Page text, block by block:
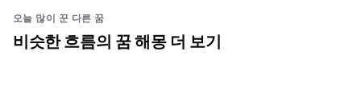
오늘 많이 꾼 다른 꿈
비슷한 흐름의 꿈 해몽 더 보기